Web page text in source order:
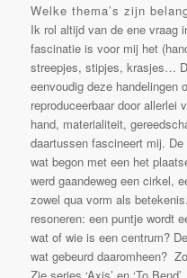
Welke thema’s zijn
Ik rol altijd van de ene vraag
fascinatie is voor mij het
streepjes, stipjes, krasjes…
eenvoudig deze
reproduceerbaar door allerlei
hand, materialiteit,
daartussen fascineert mij.
wat begon met een het
werd gaandeweg een cirkel,
zowel qua vorm als
resoneren: een puntje wordt
wat of wie is een centrum?
wat gebeurd daaromheen?